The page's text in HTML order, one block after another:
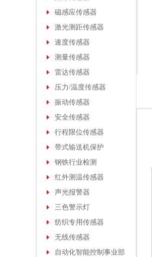
磁感应传感器
激光测距传感器
速度传感器
测量传感器
雷达传感器
压力/温度传感器
振动传感器
安全传感器
行程限位传感器
带式输送机保护
钢铁行业检测
红外测温传感器
声光报警器
三色警示灯
纺织专用传感器
无线传感器
自动化智能控制事业部